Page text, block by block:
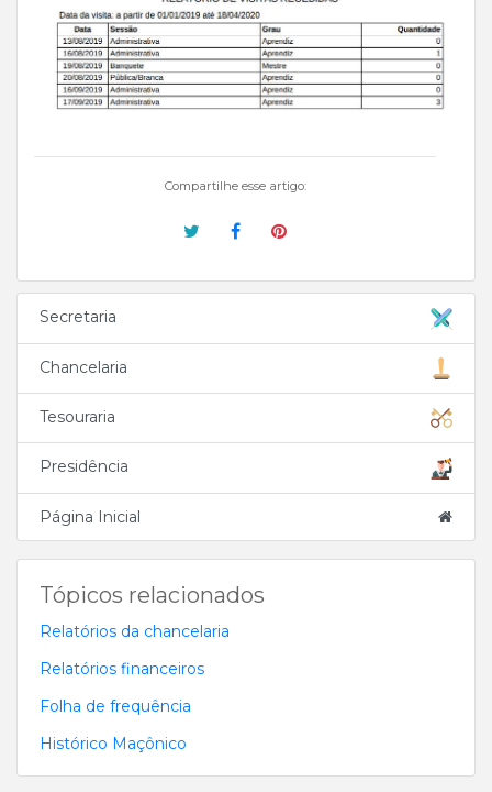
Compartilhe esse artigo:
Secretaria
Chancelaria
Tesouraria
Presidência
Página Inicial
Tópicos relacionados
Relatórios da chancelaria
Relatórios financeiros
Folha de frequência
Histórico Maçônico